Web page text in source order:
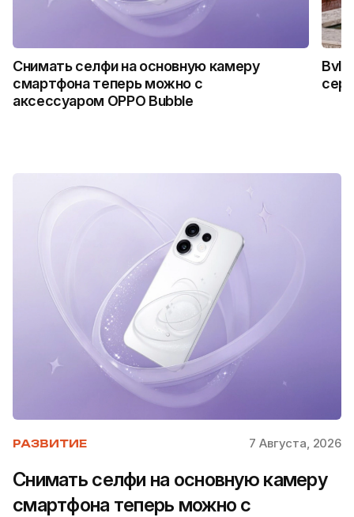
Снимать селфи на основную камеру
смартфона теперь можно с
аксессуаром OPPO Bubble
РАЗВИТИЕ 7 Августа, 2026
Снимать селфи на основную камеру
смартфона теперь можно с